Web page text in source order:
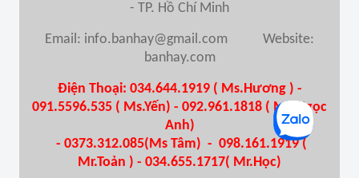
- TP. Hồ Chí Minh
Email: info.banhay@gmail.com Website:
banhay.com
Điện Thoại: 034.644.1919 ( Ms.Hương ) -
091.5596.535 ( Ms.Yến) - 092.961.1818 ( Ms.Ngọc
Anh)
- 0373.312.085(Ms Tâm) - 098.161.1919 (
Mr.Toản ) - 034.655.1717( Mr.Học)